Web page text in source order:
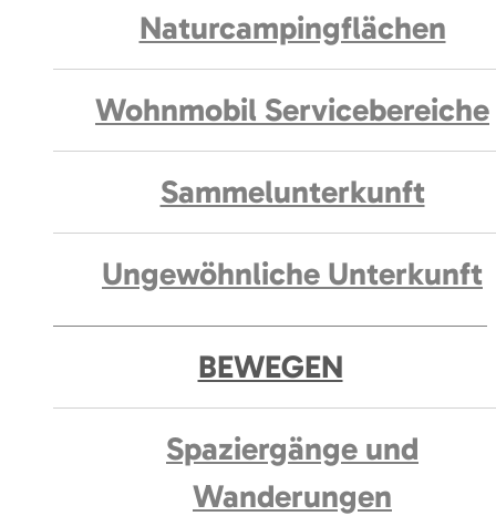
Naturcampingflächen
Wohnmobil Servicebereiche
Sammelunterkunft
Ungewöhnliche Unterkunft
BEWEGEN
Spaziergänge und
Wanderungen